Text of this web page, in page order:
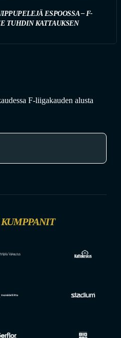
ESPOOSSA – F-
TUHDIN KATTAUKSEN
F-liigakauden alusta
KUMPPANIT